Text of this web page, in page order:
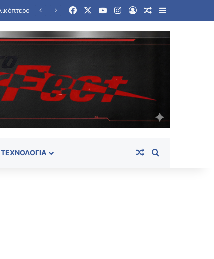
Ταϊλάνδη: Στους εννέα αυξήθηκε ο αριθμός των νεκρών από την αιματηρή επίθεση σε σχολείο FacebookYouTubeInstagram
Log InRandom Article
Sidebar
ΤΕΧΝΟΛΟΓΊΑ Random Article